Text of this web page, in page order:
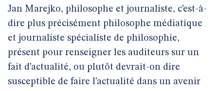
Jan Marejko, philosophe et journaliste, c’est-à-
dire plus précisément philosophe médiatique
et journaliste spécialiste de philosophie,
présent pour renseigner les auditeurs sur un
fait d’actualité, ou plutôt devrait-on dire
susceptible de faire l’actualité dans un avenir